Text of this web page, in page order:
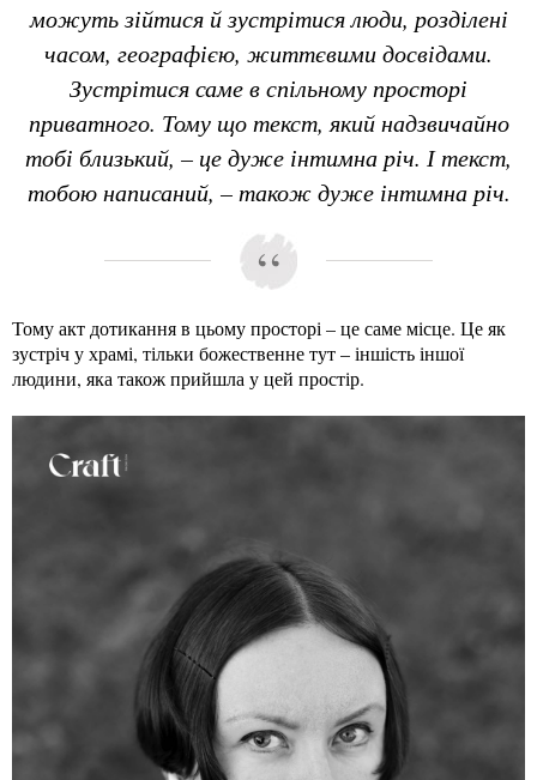
можуть зійтися й зустрітися люди, розділені
часом, географією, життєвими досвідами.
Зустрітися саме в спільному просторі
приватного. Тому що текст, який надзвичайно
тобі близький, – це дуже інтимна річ. І текст,
тобою написаний, – також дуже інтимна річ.
Тому акт дотикання в цьому просторі – це саме місце. Це як
зустріч у храмі, тільки божественне тут – іншість іншої
людини, яка також прийшла у цей простір.